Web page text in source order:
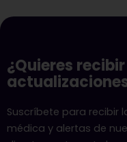
¿Quieres
Suscríbete para recibir
médica y alertas de